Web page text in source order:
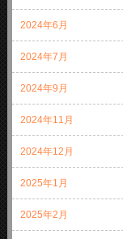
2024年6月
2024年7月
2024年9月
2024年11月
2024年12月
2025年1月
2025年2月